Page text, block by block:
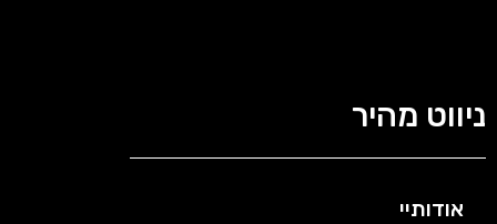
ניווט מהיר
אודותיי